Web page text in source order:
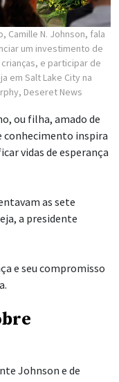
Camille N. Johnson, fala
um investimento de
e participar de
em Salt Lake City na
Deseret News
ou filha, amado de
conhecimento inspira
vidas de esperança
as sete
a presidente
e seu compromisso
Johnson e de